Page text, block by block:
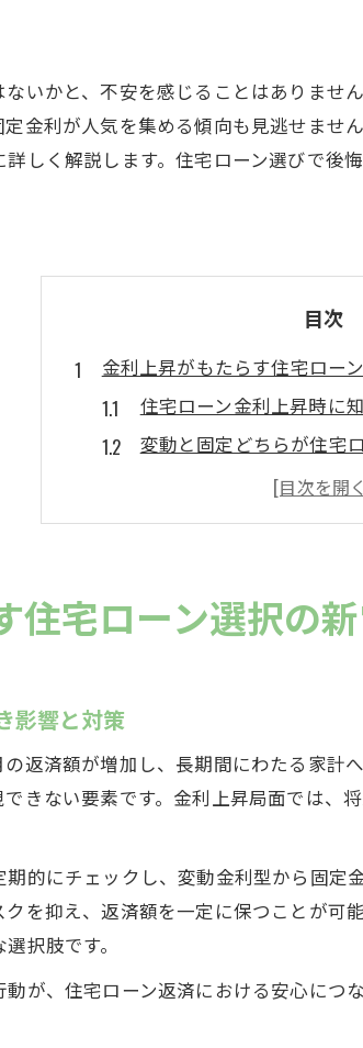
いかと、不安を感じることはありま
金利が人気を集める傾向も見逃せま
しく解説します。住宅ローン選びで
目次
金利上昇がもたらす住宅ロー
住宅ローン金利上昇時に
変動と固定どちらが住宅
住宅ローン比較で注視し
金利推移をもとにした住
固定金利が注目される理由を
住宅ローンで固定金利が
固定金利選択が家計安定
住宅ローン比較で分かる
住宅ローンの変動金利と
最新比較で見える住宅ロ
変動・固定金利のリスク
住宅ローン選択の
影響と対策
返済額が増加し、長期間にわたる家
きない要素です。金利上昇局面では
的にチェックし、変動金利型から固
を抑え、返済額を一定に保つことが
択肢です。
が、住宅ローン返済における安心に